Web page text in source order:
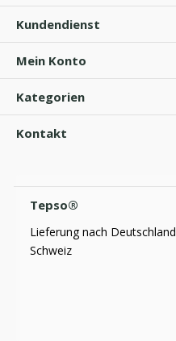
Kundendienst
Mein Konto
Kategorien
Kontakt
Tepso®
Lieferung nach
Schweiz